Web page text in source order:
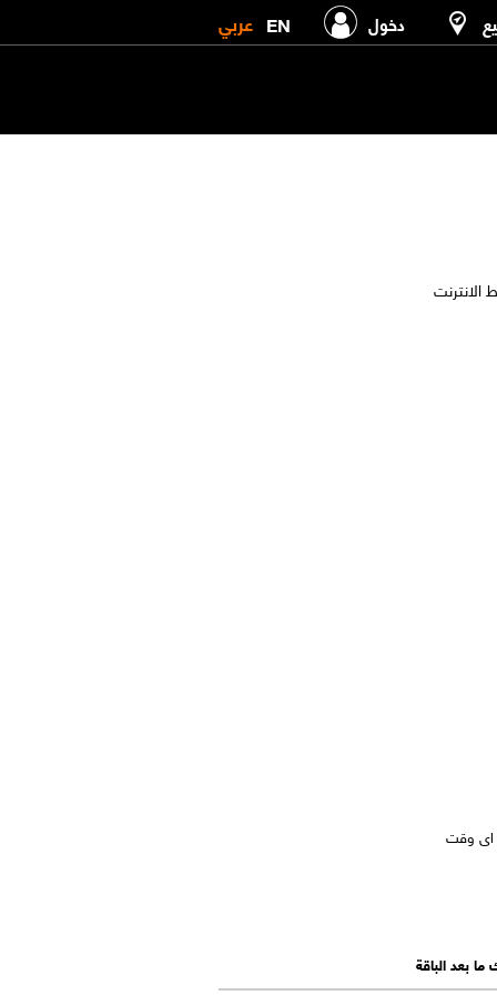
دخول EN عربي
اى وقت
بعد الباقة